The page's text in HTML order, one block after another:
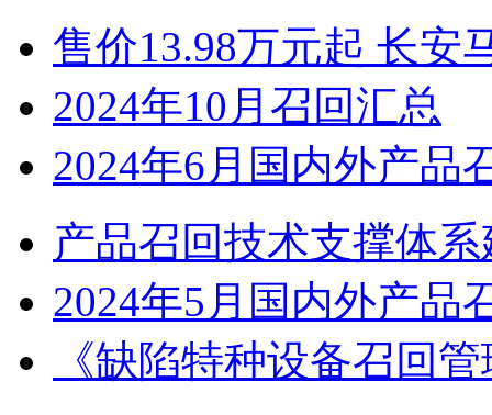
售价13.98万元起 长安
2024年10月召回汇总
2024年6月国内外产品
产品召回技术支撑体
2024年5月国内外产品
《缺陷特种设备召回